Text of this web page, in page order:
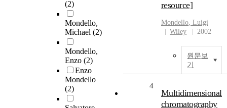
(2)
Mondello,
Michael (2)
Mondello,
Enzo (2)
Enzo
Mondello
(2)
resource]
Mondello, Luigi
Wiley
2002
원문보
기
4
Multidimensional
chromatography